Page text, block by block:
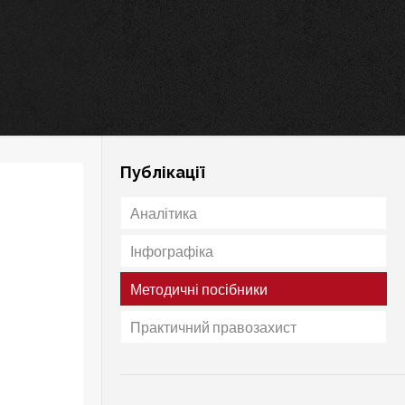
Публікації
Аналітика
Інфографіка
Методичні посібники
Практичний правозахист